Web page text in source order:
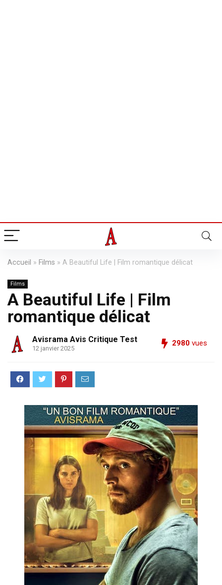
Accueil » Films » A Beautiful Life | Film romantique délicat
Films
A Beautiful Life | Film
romantique délicat
Avisrama Avis Critique Test
12 janvier 2025
2980 vues